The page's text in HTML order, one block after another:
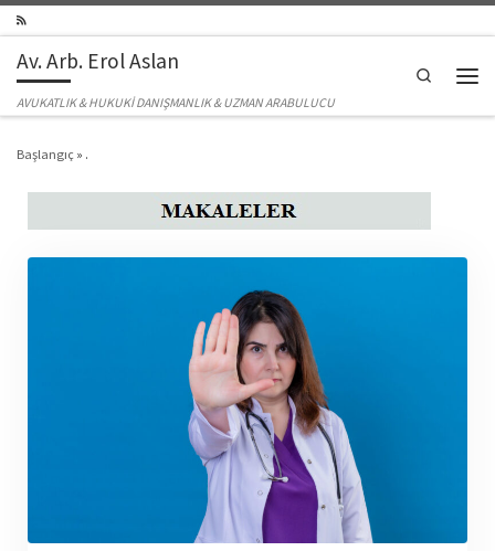
Av. Arb. Erol Aslan
AVUKATLIK & HUKUKİ DANIŞMANLIK & UZMAN ARABULUCU
Search
Başlangıç » .